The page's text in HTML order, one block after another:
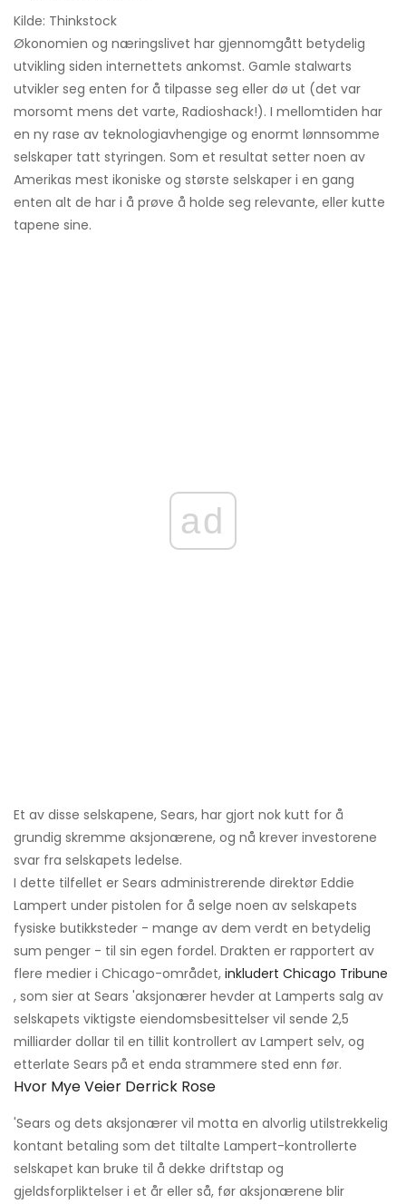
Kilde: Thinkstock
Økonomien og næringslivet har gjennomgått betydelig
utvikling siden internettets ankomst. Gamle stalwarts
utvikler seg enten for å tilpasse seg eller dø ut (det var
morsomt mens det varte, Radioshack!). I mellomtiden har
en ny rase av teknologiavhengige og enormt lønnsomme
selskaper tatt styringen. Som et resultat setter noen av
Amerikas mest ikoniske og største selskaper i en gang
enten alt de har i å prøve å holde seg relevante, eller kutte
tapene sine.
ad
Et av disse selskapene, Sears, har gjort nok kutt for å
grundig skremme aksjonærene, og nå krever investorene
svar fra selskapets ledelse.
I dette tilfellet er Sears administrerende direktør Eddie
Lampert under pistolen for å selge noen av selskapets
fysiske butikksteder - mange av dem verdt en betydelig
sum penger - til sin egen fordel. Drakten er rapportert av
flere medier i Chicago-området, inkludert Chicago Tribune
, som sier at Sears 'aksjonærer hevder at Lamperts salg av
selskapets viktigste eiendomsbesittelser vil sende 2,5
milliarder dollar til en tillit kontrollert av Lampert selv, og
etterlate Sears på et enda strammere sted enn før.
Hvor Mye Veier Derrick Rose
'Sears og dets aksjonærer vil motta en alvorlig utilstrekkelig
kontant betaling som det tiltalte Lampert-kontrollerte
selskapet kan bruke til å dekke driftstap og
gjeldsforpliktelser i et år eller så, før aksjonærene blir